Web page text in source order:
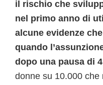
il rischio che
nel primo anno di
alcune evidenze
quando
dopo una pausa di
donne su 10.000